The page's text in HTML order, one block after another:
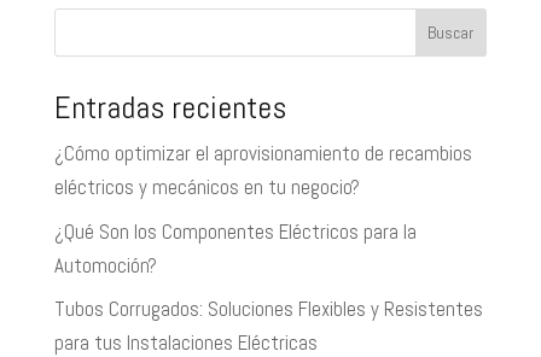
Buscar
Entradas recientes
¿Cómo optimizar el aprovisionamiento de recambios
eléctricos y mecánicos en tu negocio?
¿Qué Son los Componentes Eléctricos para la
Automoción?
Tubos Corrugados: Soluciones Flexibles y Resistentes
para tus Instalaciones Eléctricas